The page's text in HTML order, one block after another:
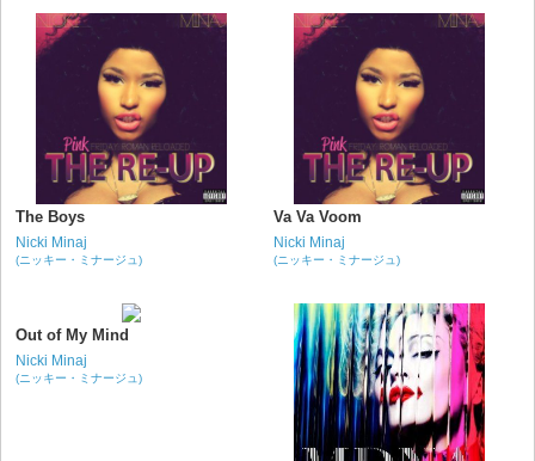
The Boys
Nicki Minaj
(ニッキー・ミナージュ)
Va Va Voom
Nicki Minaj
(ニッキー・ミナージュ)
Out of My Mind
Nicki Minaj
(ニッキー・ミナージュ)